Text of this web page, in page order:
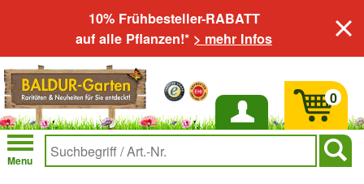
10% Frühbesteller-RABATT
auf alle Pflanzen!* > mehr Infos
Anmelden
Menu
0